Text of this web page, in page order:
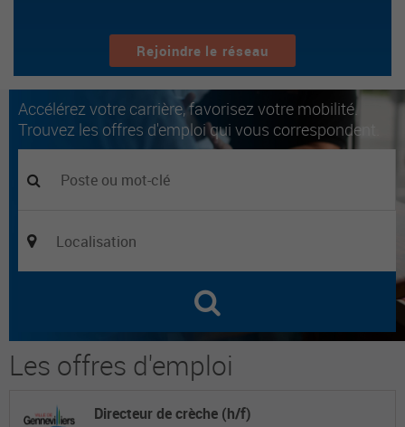
Rejoindre le réseau
Accélérez votre carrière, favorisez votre mobilité.
Trouvez les offres d'emploi qui vous correspondent.
Les offres d'emploi
Directeur de crèche (h/f)